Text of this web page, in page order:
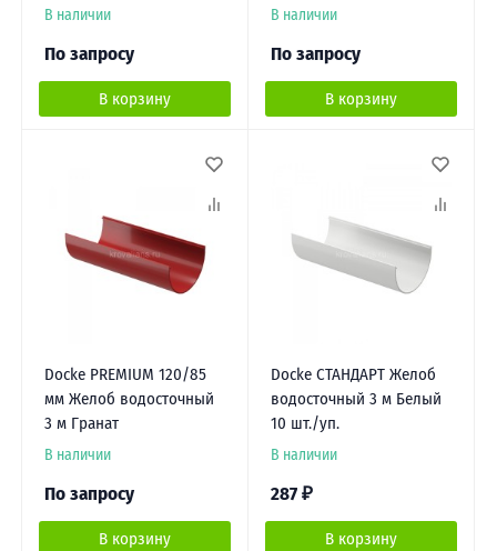
В наличии
По запросу
В корзину
В наличии
По запросу
В корзину
Docke PREMIUM 120/85
мм Желоб водосточный
3 м Гранат
В наличии
По запросу
В корзину
Docke СТАНДАРТ Желоб
водосточный 3 м Белый
10 шт./уп.
В наличии
287 ₽
В корзину